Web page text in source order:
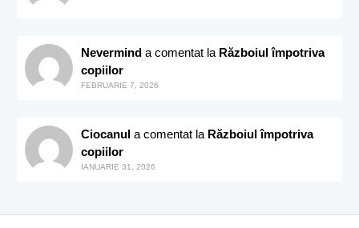
Nevermind a comentat la Războiul împotriva
copiilor
FEBRUARIE 7, 2026
Ciocanul a comentat la Războiul împotriva
copiilor
IANUARIE 31, 2026